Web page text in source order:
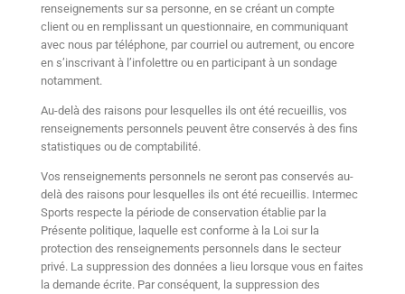
renseignements sur sa personne, en se créant un compte
client ou en remplissant un questionnaire, en communiquant
avec nous par téléphone, par courriel ou autrement, ou encore
en s’inscrivant à l’infolettre ou en participant à un sondage
notamment.
Au-delà des raisons pour lesquelles ils ont été recueillis, vos
renseignements personnels peuvent être conservés à des fins
statistiques ou de comptabilité.
Vos renseignements personnels ne seront pas conservés au-
delà des raisons pour lesquelles ils ont été recueillis. Intermec
Sports respecte la période de conservation établie par la
Présente politique, laquelle est conforme à la Loi sur la
protection des renseignements personnels dans le secteur
privé. La suppression des données a lieu lorsque vous en faites
la demande écrite. Par conséquent, la suppression des